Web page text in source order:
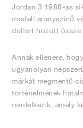
Jordan 3 1988-as
modell aranyszínű
dollárt hozott össze
Annak ellenére,
ugyanolyan
márkát megmentő
történelmének
rendelkezik, amely